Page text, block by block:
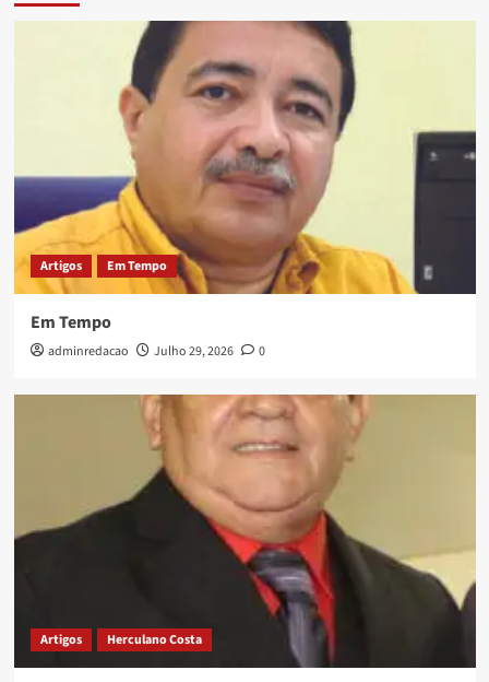
Artigos Em Tempo
Em Tempo
adminredacao Julho 29, 2026 0
Artigos Herculano Costa